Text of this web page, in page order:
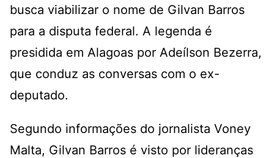
busca viabilizar o nome de Gilvan Barros
para a disputa federal. A legenda é
presidida em Alagoas por Adeílson Bezerra,
que conduz as conversas com o ex-
deputado.
Segundo informações do jornalista Voney
Malta, Gilvan Barros é visto por lideranças